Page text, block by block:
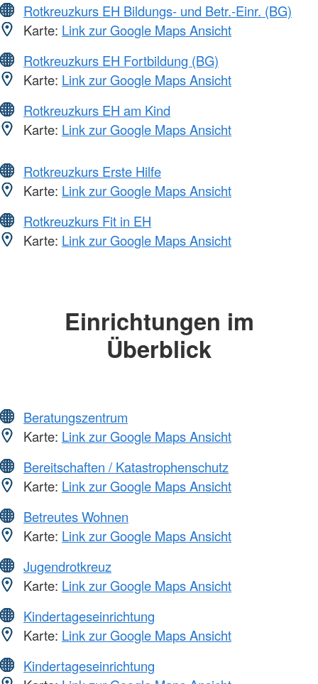
Rotkreuzkurs EH Bildungs- und Betr.-Einr. (BG)
Karte: Link zur Google Maps Ansicht
Rotkreuzkurs EH Fortbildung (BG)
Karte: Link zur Google Maps Ansicht
Rotkreuzkurs EH am Kind
Karte: Link zur Google Maps Ansicht
Rotkreuzkurs Erste Hilfe
Karte: Link zur Google Maps Ansicht
Rotkreuzkurs Fit in EH
Karte: Link zur Google Maps Ansicht
Einrichtungen im
Überblick
Beratungszentrum
Karte: Link zur Google Maps Ansicht
Bereitschaften / Katastrophenschutz
Karte: Link zur Google Maps Ansicht
Betreutes Wohnen
Karte: Link zur Google Maps Ansicht
Jugendrotkreuz
Karte: Link zur Google Maps Ansicht
Kindertageseinrichtung
Karte: Link zur Google Maps Ansicht
Kindertageseinrichtung